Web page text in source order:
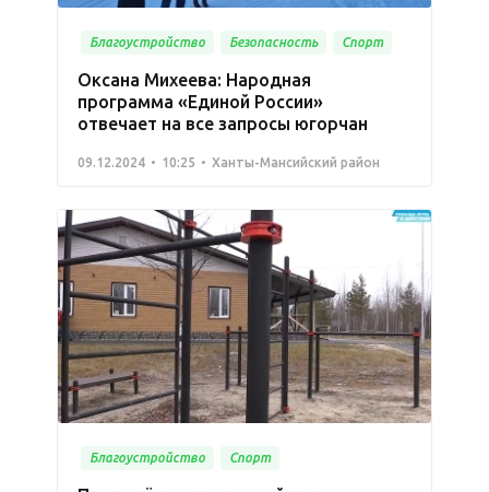
Благоустройство Безопасность Спорт
Оксана Михеева: Народная
программа «Единой России»
отвечает на все запросы югорчан
09.12.2024 10:25 Ханты-Мансийский район
Благоустройство Спорт